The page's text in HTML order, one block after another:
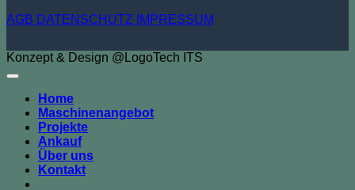
AGB DATENSCHUTZ IMPRESSUM
Konzept & Design @LogoTech ITS
Home
Maschinenangebot
Projekte
Ankauf
Über uns
Kontakt